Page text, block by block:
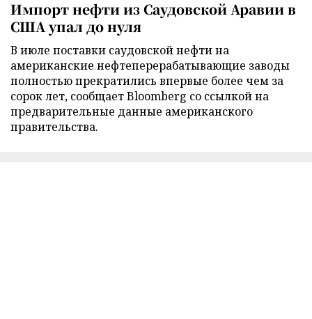
Импорт нефти из Саудовской Аравии в
США упал до нуля
В июле поставки саудовской нефти на
американские нефтеперерабатывающие заводы
полностью прекратились впервые более чем за
сорок лет, сообщает Bloomberg со ссылкой на
предварительные данные американского
правительства.